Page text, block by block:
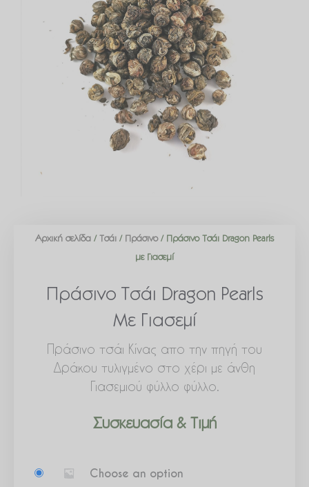
Αρχική σελίδα / Τσάι / Πράσινο/ Πράσινο Τσάι Dragon Pearls
με Γιασεμί
Πράσινο Τσάι Dragon Pearls
Με Γιασεμί
Πράσινο τσάι Κίνας απο την πηγή του
Δράκου τυλιγμένο στο χέρι με άνθη
Γιασεμιού φύλλο φύλλο.
Συσκευασία & Τιμή
Choose an option
Τσάι